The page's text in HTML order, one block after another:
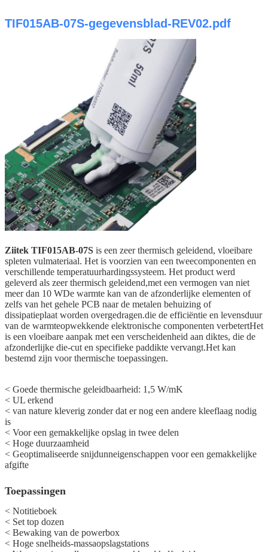
TIF015AB-07S-gegevensblad-REV02.pdf
Ziitek TIF015AB-07S is een zeer thermisch geleidend, vloeibare
spleten vulmateriaal. Het is voorzien van een tweecomponenten en
verschillende temperatuurhardingssysteem. Het product werd
geleverd als zeer thermisch geleidend,met een vermogen van niet
meer dan 10 WDe warmte kan van de afzonderlijke elementen of
zelfs van het gehele PCB naar de metalen behuizing of
dissipatieplaat worden overgedragen.die de efficiëntie en levensduur
van de warmteopwekkende elektronische componenten verbetertHet
is een vloeibare aanpak met een verscheidenheid aan diktes, die de
afzonderlijke die-cut en specifieke paddikte vervangt.Het kan
bestemd zijn voor thermische toepassingen.
< Goede thermische geleidbaarheid: 1,5 W/mK
< UL erkend
< van nature kleverig zonder dat er nog een andere kleeflaag nodig
is
< Voor een gemakkelijke opslag in twee delen
< Hoge duurzaamheid
< Geoptimaliseerde snijdunneigenschappen voor een gemakkelijke
afgifte
Toepassingen
< Notitieboek
< Set top dozen
< Bewaking van de powerbox
< Hoge snelheids-massaopslagstations